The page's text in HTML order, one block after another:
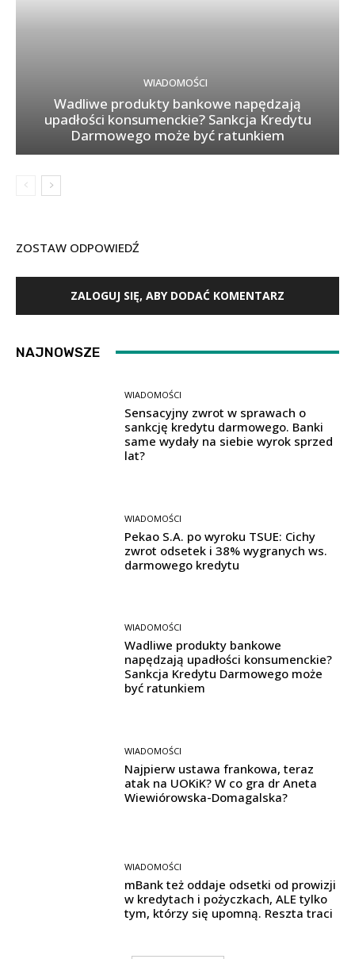
WIADOMOŚCI
Wadliwe produkty bankowe napędzają
upadłości konsumenckie? Sankcja Kredytu
Darmowego może być ratunkiem
ZOSTAW ODPOWIEDŹ
ZALOGUJ SIĘ, ABY DODAĆ KOMENTARZ
NAJNOWSZE
WIADOMOŚCI
Sensacyjny zwrot w sprawach o
sankcję kredytu darmowego. Banki
same wydały na siebie wyrok sprzed
lat?
WIADOMOŚCI
Pekao S.A. po wyroku TSUE: Cichy
zwrot odsetek i 38% wygranych ws.
darmowego kredytu
WIADOMOŚCI
Wadliwe produkty bankowe
napędzają upadłości konsumenckie?
Sankcja Kredytu Darmowego może
być ratunkiem
WIADOMOŚCI
Najpierw ustawa frankowa, teraz
atak na UOKiK? W co gra dr Aneta
Wiewiórowska-Domagalska?
WIADOMOŚCI
mBank też oddaje odsetki od prowizji
w kredytach i pożyczkach, ALE tylko
tym, którzy się upomną. Reszta traci